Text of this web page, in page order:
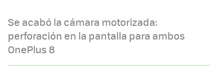
Se acabó la cámara motorizada:
perforación en la pantalla para ambos
OnePlus 8